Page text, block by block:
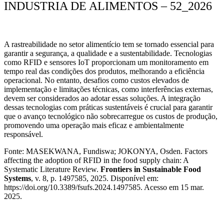
INDUSTRIA DE ALIMENTOS – 52_2026
A rastreabilidade no setor alimentício tem se tornado essencial para
garantir a segurança, a qualidade e a sustentabilidade. Tecnologias
como RFID e sensores IoT proporcionam um monitoramento em
tempo real das condições dos produtos, melhorando a eficiência
operacional. No entanto, desafios como custos elevados de
implementação e limitações técnicas, como interferências externas,
devem ser considerados ao adotar essas soluções. A integração
dessas tecnologias com práticas sustentáveis é crucial para garantir
que o avanço tecnológico não sobrecarregue os custos de produção,
promovendo uma operação mais eficaz e ambientalmente
responsável.
Fonte: MASEKWANA, Fundiswa; JOKONYA, Osden. Factors
affecting the adoption of RFID in the food supply chain: A
Systematic Literature Review. Frontiers in Sustainable Food
Systems, v. 8, p. 1497585, 2025. Disponível em:
https://doi.org/10.3389/fsufs.2024.1497585. Acesso em 15 mar.
2025.